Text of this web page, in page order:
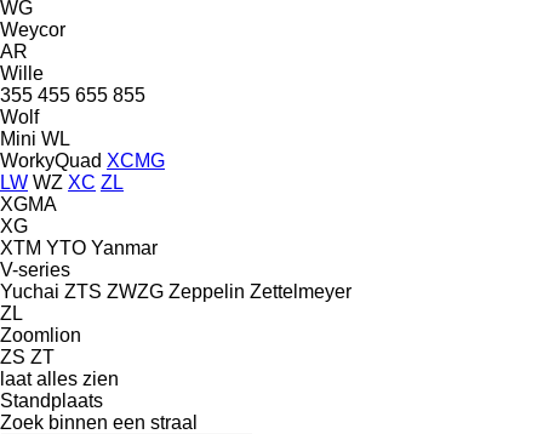
WG
Weycor
AR
Wille
355 455 655 855
Wolf
Mini WL
WorkyQuad XCMG
LW WZ XC ZL
XGMA
XG
XTM YTO Yanmar
V-series
Yuchai ZTS ZWZG Zeppelin Zettelmeyer
ZL
Zoomlion
ZS ZT
laat alles zien
Standplaats
Zoek binnen een straal